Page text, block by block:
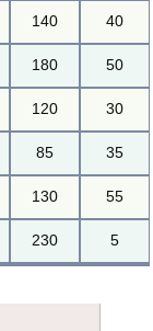
140 40
180 50
120 30
85 35
130 55
230 5